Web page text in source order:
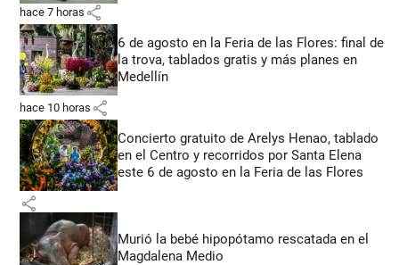
hace 7 horas share
6 de agosto en la Feria de las Flores: final de
la trova, tablados gratis y más planes en
Medellín
hace 10 horas share
Concierto gratuito de Arelys Henao, tablado
en el Centro y recorridos por Santa Elena
este 6 de agosto en la Feria de las Flores
share
Murió la bebé hipopótamo rescatada en el
Magdalena Medio